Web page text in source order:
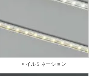
> イルミネーション